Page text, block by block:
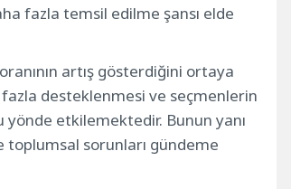
fazla temsil edilme şansı elde
artış gösterdiğini ortaya
desteklenmesi ve seçmenlerin
yönde etkilemektedir. Bunun yanı
toplumsal sorunları gündeme